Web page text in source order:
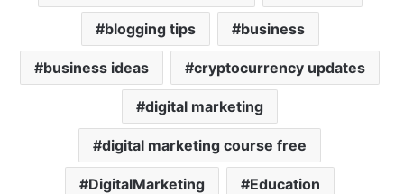
blogging tips business
business ideas cryptocurrency updates
digital marketing
digital marketing course free
DigitalMarketing Education